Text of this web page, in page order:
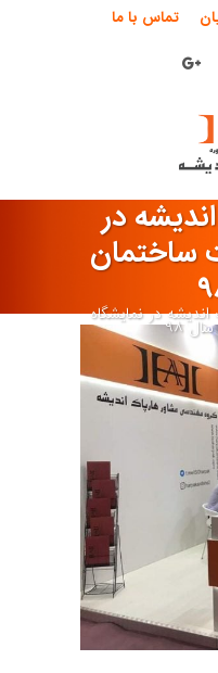
تماس با ما
در
ساختمان
در نمایشگاه
۹۸